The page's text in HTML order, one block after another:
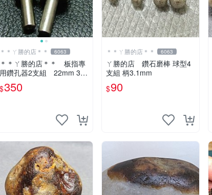
＊＊ㄚ勝的店＊＊ 6063
＊＊ㄚ勝的店＊＊ 板指專
用鑽孔器2支組 22mm 30
mm
$350
＊＊ㄚ勝的店＊＊ 6063
ㄚ勝的店 鑽石磨棒 球型4
支組 柄3.1mm
$90